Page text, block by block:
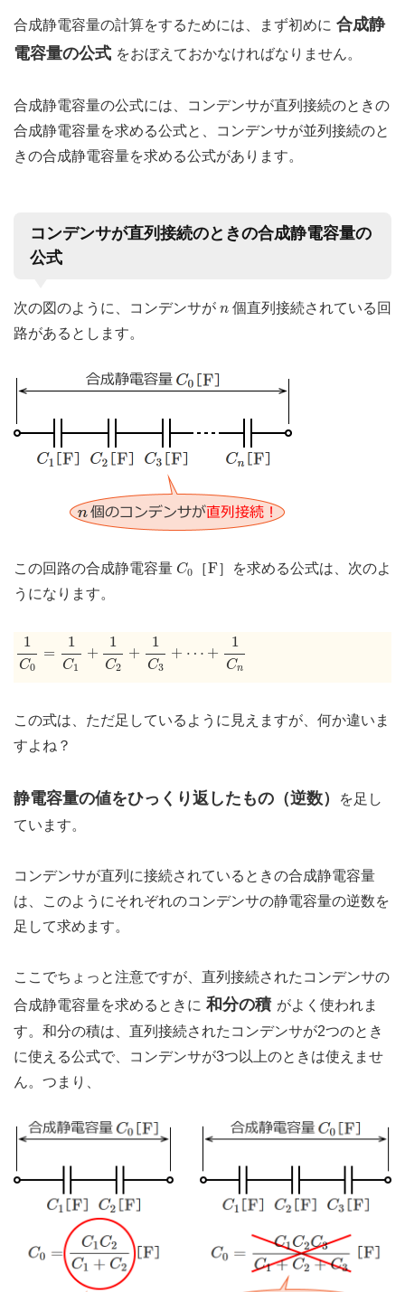
合成静電容量の計算をするためには、まず初めに 合成静
電容量の公式 をおぼえておかなければなりません。
合成静電容量の公式には、コンデンサが直列接続のときの
合成静電容量を求める公式と、コンデンサが並列接続のと
きの合成静電容量を求める公式があります。
コンデンサが直列接続のときの合成静電容量の
公式
次の図のように、コンデンサが n
n 個直列接続されている回
路があるとします。
この回路の合成静電容量 C0
C0 ［F
F］を求める公式は、次のよ
うになります。
1
C0
=
1
C1
+
1
C2
+
1
C3
+ ⋯ +
1
Cn
C C1 2 +
この式は、ただ足しているように見えますが、何か違いま
すよね？
静電容量の値をひっくり返したもの（逆数）
を足し
ています。
コンデンサが直列に接続されているときの合成静電容量
は、このようにそれぞれのコンデンサの静電容量の逆数を
足して求めます。
ここでちょっと注意ですが、直列接続されたコンデンサの
合成静電容量を求めるときに 和分の積 がよく使われま
す。和分の積は、直列接続されたコンデンサが2つのとき
に使える公式で、コンデンサが3つ以上のときは使えませ
ん。つまり、